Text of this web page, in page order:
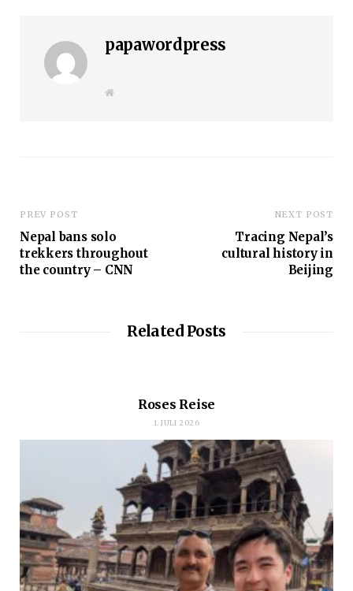
papawordpress
W
PREV POST
Nepal bans solo
trekkers throughout
the country – CNN
NEXT POST
Tracing Nepal’s
cultural history in
Beijing
Related Posts
Roses Reise
1. JULI 2026